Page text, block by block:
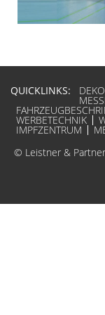
QUICKLINKS:
WERBETECHNIK
IMPFZENTRUM
© Leistner &